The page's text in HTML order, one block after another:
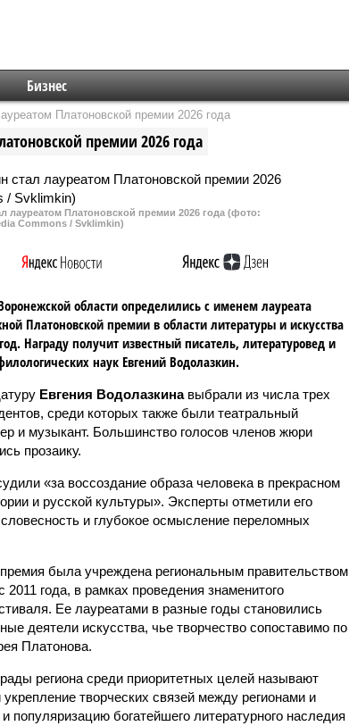
Бизнес
Платоновской премии 2026 года
премии 2026 года
лауреатом Платоновской премии 2026 года (фото:
Commons / Svklimkin)
области определились с именем лауреата
Платоновской премии в области литературы и искусства
Награду получит известный писатель, литературовед и
наук Евгений Водолазкин.
Евгения Водолазкинавыбрали из числа трех
среди которых также были театральный
и музыкант. Большинство голосов членов жюри
прозаику.
«за воссоздание образа человека в прекрасном
и русской культуры». Эксперты отметили его
и глубокое осмысление переломных
была учреждена региональным правительством
года, в рамках проведения знаменитого
Ее лауреатами в разные годы становились
деятели искусства, чье творчество сопоставимо по
Платонова.
региона среди приоритетных целей называют
творческих связей между регионами и
популяризацию богатейшего литературного наследия